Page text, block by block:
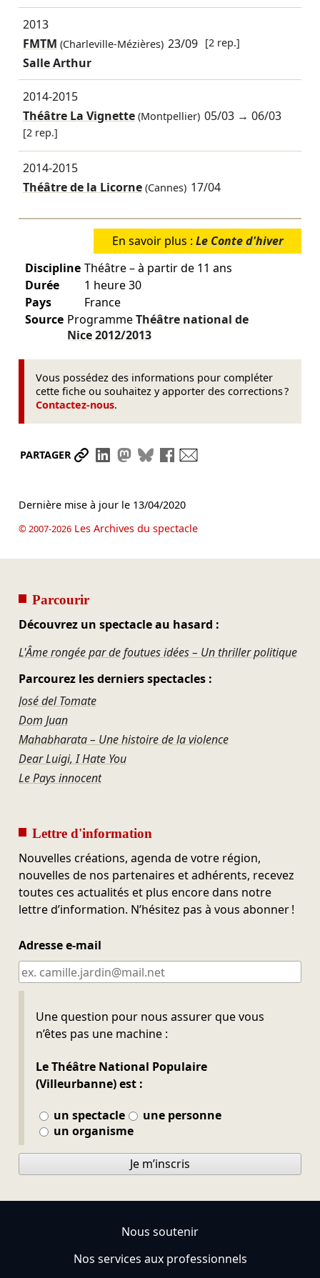
2013
FMTM (Charleville-Mézières) 23/09 [2 rep.]
Salle Arthur
2014-2015
Théâtre La Vignette(Montpellier) 05/03 →06/03
[2 rep.]
2014-2015
Théâtre de la Licorne(Cannes) 17/04
En savoir plus : Le Conte d'hiver
Discipline Théâtre – à partir de 11 ans
Durée
1 heure 30
Pays
France
Source ProgrammeThéâtre national de
Nice2012/2013
Vous possédez des informations pour compléter
cette fiche ou souhaitez y apporter des corrections ?
Contactez-nous.
PARTAGER Partager le lien
Partager sur LinkedIn
Partager sur Mastodon
Partager sur Bluesky
Partager sur Facebook
Dernière mise à jour le 13/04/2020
© 2007-2026Les Archives du spectacle
Parcourir
Découvrez un spectacle au hasard :
L'Âme rongée par de foutues idées – Un thriller politique
Parcourez les derniers spectacles :
José del Tomate
Dom Juan
Mahabharata – Une histoire de la violence
Dear Luigi, I Hate You
Le Pays innocent
Lettre d'information
Nouvelles créations, agenda de votre région,
nouvelles de nos partenaires et adhérents, recevez
toutes ces actualités et plus encore dans notre
lettre d’information. N’hésitez pas à vous abonner !
Adresse e-mail
Une question pour nous assurer que vous
n’êtes pas une machine :
Le Théâtre National Populaire
(Villeurbanne) est :
un spectacle
une personne
un organisme
Ne pas remplir
Je m’inscris
Nous soutenir
Nos services aux professionnels